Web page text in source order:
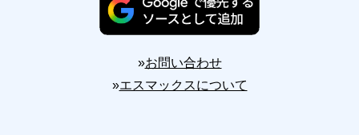
»お問い合わせ
»エスマックスについて